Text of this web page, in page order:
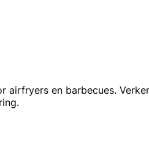
en barbecues.